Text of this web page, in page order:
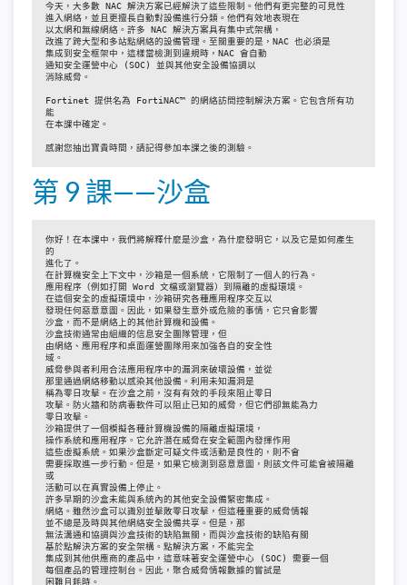
今天，大多數 NAC 解決方案已經解決了這些限制。他們有更完整的可見性
進入網絡，並且更擅長自動對設備進行分類。他們有效地表現在
以太網和無線網絡。許多 NAC 解決方案具有集中式架構，
改進了跨大型和多站點網絡的設備管理。至關重要的是，NAC 也必須是
集成到安全框架中，這樣當檢測到違規時，NAC 會自動
通知安全運營中心 (SOC) 並與其他安全設備協調以
消除威脅。
Fortinet 提供名為 FortiNAC™ 的網絡訪問控制解決方案。它包含所有功
能
在本課中確定。
感謝您抽出寶貴時間，請記得參加本課之後的測驗。
第 9 課——沙盒
你好！在本課中，我們將解釋什麼是沙盒，為什麼發明它，以及它是如何產生
的
進化了。
在計算機安全上下文中，沙箱是一個系統，它限制了一個人的行為。
應用程序（例如打開 Word 文檔或瀏覽器）到隔離的虛擬環境。
在這個安全的虛擬環境中，沙箱研究各種應用程序交互以
發現任何惡意意圖。因此，如果發生意外或危險的事情，它只會影響
沙盒，而不是網絡上的其他計算機和設備。
沙盒技術通常由組織的信息安全團隊管理，但
由網絡、應用程序和桌面運營團隊用來加強各自的安全性
域。
威脅參與者利用合法應用程序中的漏洞來破壞設備，並從
那里通過網絡移動以感染其他設備。利用未知漏洞是
稱為零日攻擊。在沙盒之前，沒有有效的手段來阻止零日
攻擊。防火牆和防病毒軟件可以阻止已知的威脅，但它們卻無能為力
零日攻擊。
沙箱提供了一個模擬各種計算機設備的隔離虛擬環境，
操作系統和應用程序。它允許潛在威脅在安全範圍內發揮作用
這些虛擬系統。如果沙盒斷定可疑文件或活動是良性的，則不會
需要採取進一步行動。但是，如果它檢測到惡意意圖，則該文件可能會被隔離
或
活動可以在真實設備上停止。
許多早期的沙盒未能與系統內的其他安全設備緊密集成。
網絡。雖然沙盒可以識別並擊敗零日攻擊，但這種重要的威脅情報
並不總是及時與其他網絡安全設備共享。但是，那
無法溝通和協調與沙盒技術的缺陷無關，而與沙盒技術的缺陷有關
基於點解決方案的安全架構。點解決方案，不能完全
集成到其他供應商的產品中，這意味著安全運營中心 (SOC) 需要一個
每個產品的管理控制台。因此，聚合威脅情報數據的嘗試是
困難且耗時。